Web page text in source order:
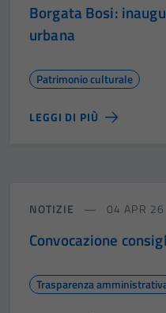
Borgata Bosi:
urbana
Patrimonio culturale
LEGGI DI PIÙ
NOTIZIE 04 APR 26
Convocazione
Trasparenza